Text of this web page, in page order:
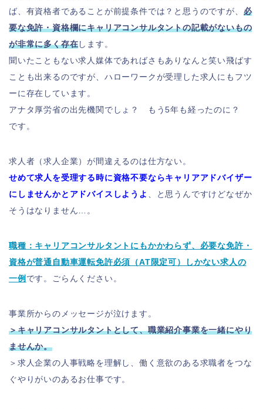
ば、有資格者であることが前提条件では？と思うのですが、 必
要な免許・資格欄にキャリアコンサルタントの記載がないもの
が非常に多く存在します。
聞いたこともない求人媒体であればさもありなんと笑い飛ばす
ことも出来るのですが、ハローワークが受理した求人にもフツ
ーに存在しています。
アナタ厚労省の出先機関でしょ？ もう5年も経ったのに？
です。
求人者（求人企業）が間違えるのは仕方ない。
せめて求人を受理する時に資格不要ならキャリアアドバイザー
にしませんかとアドバイスしよう よ
、と思うんですけどなぜか
そうはなりません…。
職種：キャリアコンサルタントにもかかわらず、必要な免許・
資格が普通自動車運転免許必須（AT限定可）しかない求人の
一例 です。ごらんください。
事業所からのメッセージが泣けます。
＞キャリアコンサルタントとして、職業紹介事業を一緒にやり
ませんか。
＞求人企業の人事戦略を理解し、働く意欲のある求職者をつな
ぐやりがいのあるお仕事です。